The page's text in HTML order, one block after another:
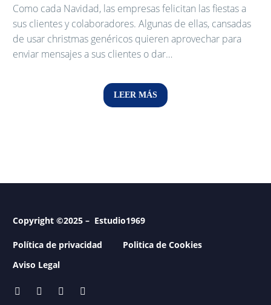
Como cada Navidad, las empresas felicitan las fiestas a
sus clientes y colaboradores. Algunas de ellas, cansadas
de usar christmas genéricos quieren aprovechar para
enviar mensajes a sus clientes o dar…
LEER MÁS
Copyright ©2025 – Estudio1969
Política de privacidad
Politica de Cookies
Aviso Legal